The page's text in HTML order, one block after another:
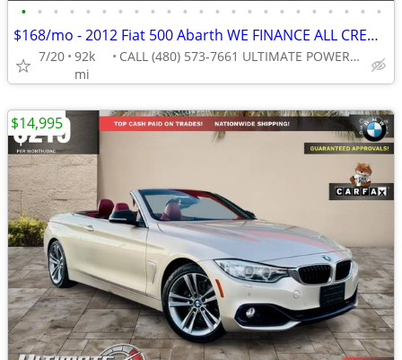
• • • • • • • • • • • • • • • • • • • • • • •
$168/mo - 2012 Fiat 500 Abarth WE FINANCE ALL CREDIT! DRIVE TODAY!
7/20 92k
mi
CALL (480) 573-7661 ULTIMATE POWERSPORTS
$14,995